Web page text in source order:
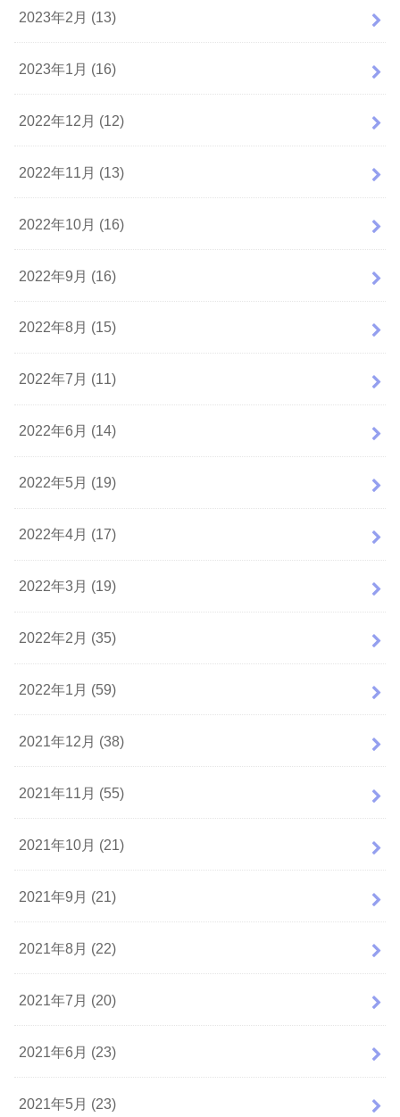
2023年2月 (13)
2023年1月 (16)
2022年12月 (12)
2022年11月 (13)
2022年10月 (16)
2022年9月 (16)
2022年8月 (15)
2022年7月 (11)
2022年6月 (14)
2022年5月 (19)
2022年4月 (17)
2022年3月 (19)
2022年2月 (35)
2022年1月 (59)
2021年12月 (38)
2021年11月 (55)
2021年10月 (21)
2021年9月 (21)
2021年8月 (22)
2021年7月 (20)
2021年6月 (23)
2021年5月 (23)